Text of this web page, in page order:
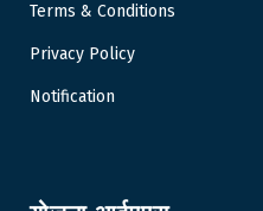
Terms & Conditions
Privacy Policy
Notification